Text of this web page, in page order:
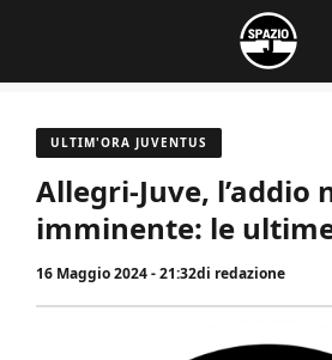
contenuto
ULTIM'ORA JUVENTUS
Allegri-Juve, l’addio
imminente: le
16 Maggio 2024 - 21:32di redazione